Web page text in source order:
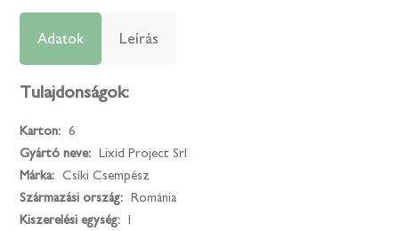
Adatok Leírás
Tulajdonságok:
Karton:
6
Gyártó neve:
Lixid Project Srl
Márka:
Csíki Csempész
Származási ország:
Románia
Kiszerelési egység: